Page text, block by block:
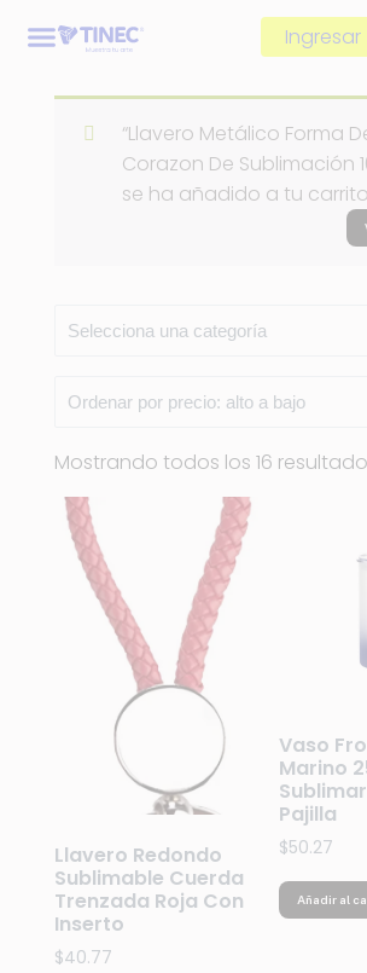
Ingresar
“Llavero Metálico Forma
Corazon De Sublimación
se ha añadido a tu
Mostrando todos los 16
Llavero Redondo
Sublimable Cuerda
Trenzada Roja Con
Inserto
$40.77
Vaso
Marino
Pajilla
$50.27
Añadir al